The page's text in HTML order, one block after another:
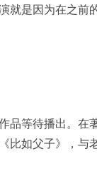
是因为在之前
等待播出。在
比如父子》，